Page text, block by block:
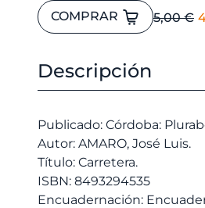
5,00€
Carretera.
cantidad
COMPRAR
Descripción
Publicado: Córdoba:
Autor: AMARO, José Luis.
Título: Carretera.
ISBN: 8493294535
Encuadernación: